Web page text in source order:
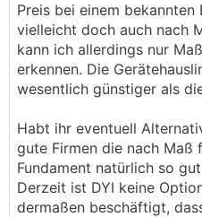
Preis bei einem
vielleicht doch auch nach
kann ich allerdings nur
erkennen. Die
wesentlich günstiger als
Habt ihr eventuell
gute Firmen die nach Maß
Fundament natürlich so
Derzeit ist DYI keine
dermaßen beschäftigt,